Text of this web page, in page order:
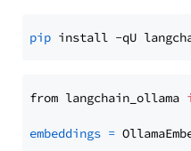
pip
from langchain_ollama
embeddings =